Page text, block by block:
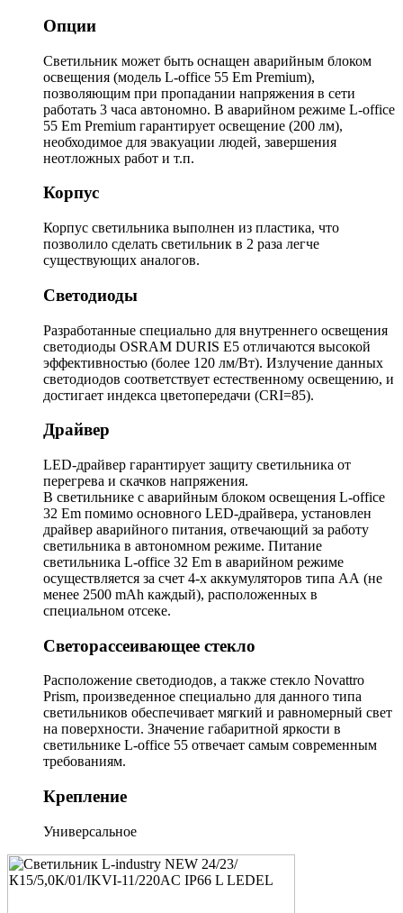
Опции
Cветильник может быть оснащен аварийным блоком
освещения (модель L-office 55 Em Premium),
позволяющим при пропадании напряжения в сети
работать 3 часа автономно. В аварийном режиме L-office
55 Em Premium гарантирует освещение (200 лм),
необходимое для эвакуации людей, завершения
неотложных работ и т.п.
Корпус
Корпус светильника выполнен из пластика, что
позволило сделать светильник в 2 раза легче
существующих аналогов.
Светодиоды
Разработанные специально для внутреннего освещения
светодиоды OSRAM DURIS E5 отличаются высокой
эффективностью (более 120 лм/Вт). Излучение данных
светодиодов соответствует естественному освещению, и
достигает индекса цветопередачи (CRI=85).
Драйвер
LED-драйвер гарантирует защиту светильника от
перегрева и скачков напряжения.
В светильнике с аварийным блоком освещения L-office
32 Em помимо основного LED-драйвера, установлен
драйвер аварийного питания, отвечающий за работу
светильника в автономном режиме. Питание
светильника L-office 32 Em в аварийном режиме
осуществляется за счет 4-х аккумуляторов типа АА (не
менее 2500 mAh каждый), расположенных в
специальном отсеке.
Светорассеивающее стекло
Расположение светодиодов, а также стекло Novattro
Prism, произведенное специально для данного типа
светильников обеспечивает мягкий и равномерный свет
на поверхности. Значение габаритной яркости в
светильнике L-office 55 отвечает самым современным
требованиям.
Крепление
Универсальное